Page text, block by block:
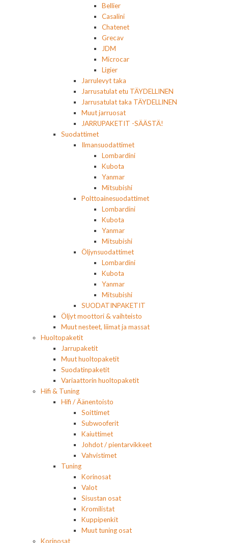
Bellier
Casalini
Chatenet
Grecav
JDM
Microcar
Ligier
Jarrulevyt taka
Jarrusatulat etu TÄYDELLINEN
Jarrusatulat taka TÄYDELLINEN
Muut jarruosat
JARRUPAKETIT -SÄÄSTÄ!
Suodattimet
Ilmansuodattimet
Lombardini
Kubota
Yanmar
Mitsubishi
Polttoainesuodattimet
Lombardini
Kubota
Yanmar
Mitsubishi
Öljynsuodattimet
Lombardini
Kubota
Yanmar
Mitsubishi
SUODATINPAKETIT
Öljyt moottori & vaihteisto
Muut nesteet, liimat ja massat
Huoltopaketit
Jarrupaketit
Muut huoltopaketit
Suodatinpaketit
Variaattorin huoltopaketit
Hifi & Tuning
Hifi / Äänentoisto
Soittimet
Subwooferit
Kaiuttimet
Johdot / pientarvikkeet
Vahvistimet
Tuning
Korinosat
Valot
Sisustan osat
Kromilistat
Kuppipenkit
Muut tuning osat
Korinosat